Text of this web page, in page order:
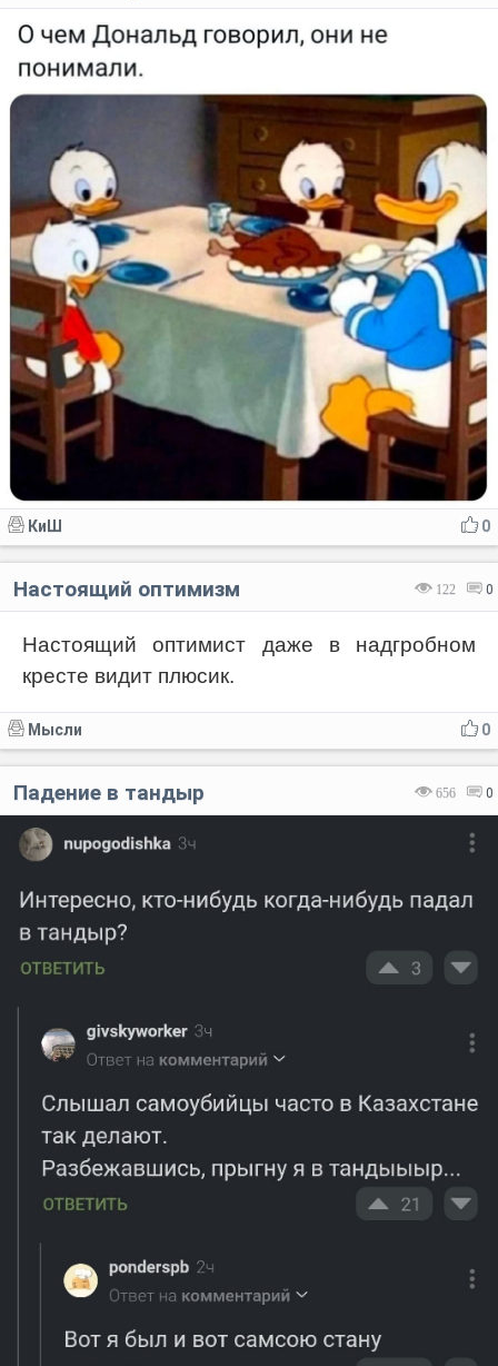
0
КиШ
122 0
Настоящий оптимизм
Настоящий оптимист даже в надгробном
кресте видит плюсик.
0
Мысли
656 0
Падение в тандыр